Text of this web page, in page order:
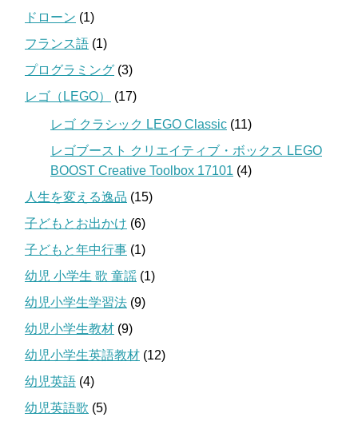
ドローン (1)
フランス語 (1)
プログラミング (3)
レゴ（LEGO）
(17)
レゴ クラシック LEGO Classic (11)
レゴブースト クリエイティブ・ボックス LEGO
BOOST Creative Toolbox 17101 (4)
人生を変える逸品 (15)
子どもとお出かけ (6)
子どもと年中行事 (1)
幼児 小学生 歌 童謡 (1)
幼児小学生学習法 (9)
幼児小学生教材 (9)
幼児小学生英語教材 (12)
幼児英語 (4)
幼児英語歌 (5)